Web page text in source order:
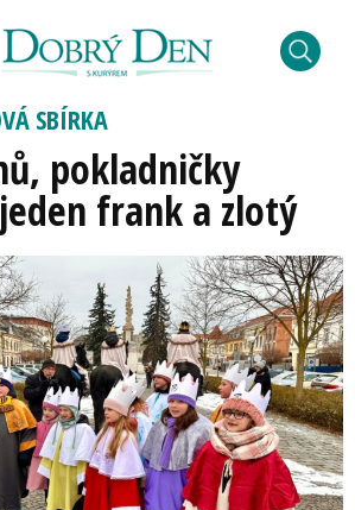
SBÍRKA
pokladničky
frank a zlotý